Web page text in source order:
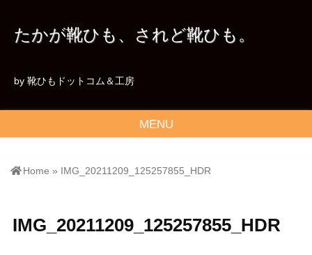
たかが靴ひも、されど靴ひも。
by 靴ひもドットコム＆工房
MENU
Home » IMG_20211209_125257855_HDR
IMG_20211209_125257855_HDR